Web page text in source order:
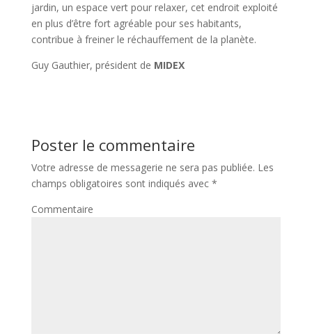
jardin, un espace vert pour relaxer, cet endroit exploité
en plus d’être fort agréable pour ses habitants,
contribue à freiner le réchauffement de la planète.
Guy Gauthier, président de MIDEX
Poster le commentaire
Votre adresse de messagerie ne sera pas publiée. Les
champs obligatoires sont indiqués avec *
Commentaire